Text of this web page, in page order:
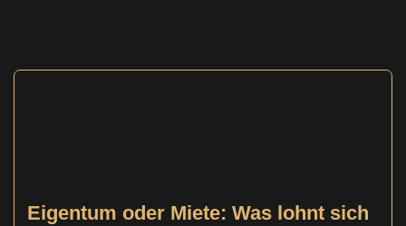
Eigentum oder Miete: Was lohnt sich